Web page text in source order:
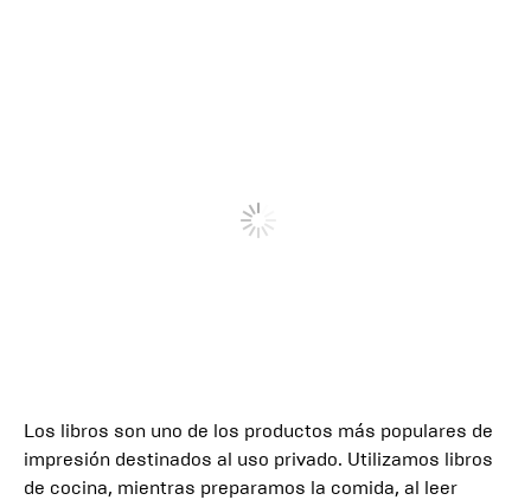
Los libros son uno de los productos más populares de
impresión destinados al uso privado. Utilizamos libros
de cocina, mientras preparamos la comida, al leer